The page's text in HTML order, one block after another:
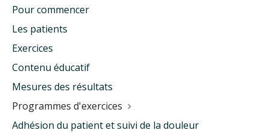
Pour commencer
Les patients
Exercices
Contenu éducatif
Mesures des résultats
Programmes d'exercices
Adhésion du patient et suivi de la douleur